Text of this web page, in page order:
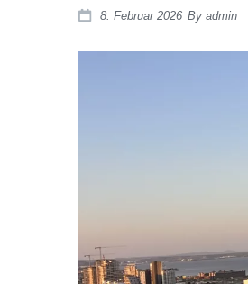
8. Februar 2026 By admin